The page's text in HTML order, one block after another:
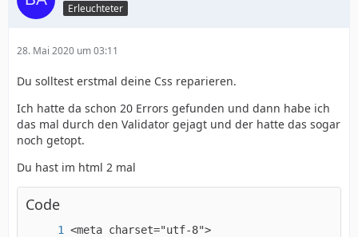
Erleuchteter
28. Mai 2020 um 03:11
Du solltest erstmal deine Css reparieren.
Ich hatte da schon 20 Errors gefunden und dann habe ich
das mal durch den Validator gejagt und der hatte das sogar
noch getopt.
Du hast im html 2 mal
Code
<meta charset="utf-8">